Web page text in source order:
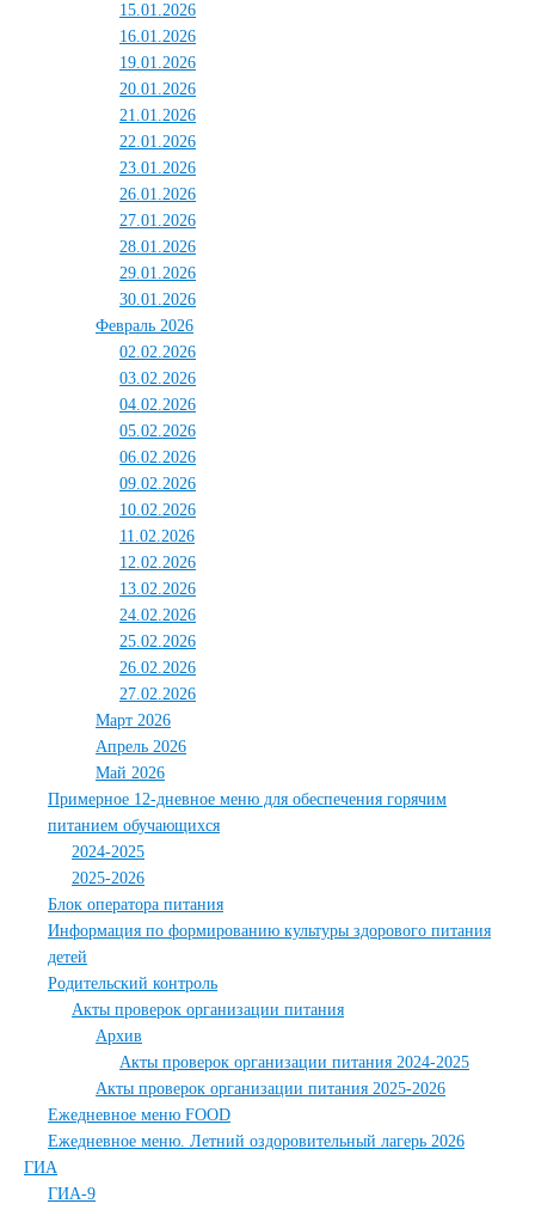
15.01.2026
16.01.2026
19.01.2026
20.01.2026
21.01.2026
22.01.2026
23.01.2026
26.01.2026
27.01.2026
28.01.2026
29.01.2026
30.01.2026
Февраль 2026
02.02.2026
03.02.2026
04.02.2026
05.02.2026
06.02.2026
09.02.2026
10.02.2026
11.02.2026
12.02.2026
13.02.2026
24.02.2026
25.02.2026
26.02.2026
27.02.2026
Март 2026
Апрель 2026
Май 2026
Примерное 12-дневное меню для обеспечения горячим
питанием обучающихся
2024-2025
2025-2026
Блок оператора питания
Информация по формированию культуры здорового питания
детей
Родительский контроль
Акты проверок организации питания
Архив
Акты проверок организации питания 2024-2025
Акты проверок организации питания 2025-2026
Ежедневное меню FOOD
Ежедневное меню. Летний оздоровительный лагерь 2026
ГИА
ГИА-9